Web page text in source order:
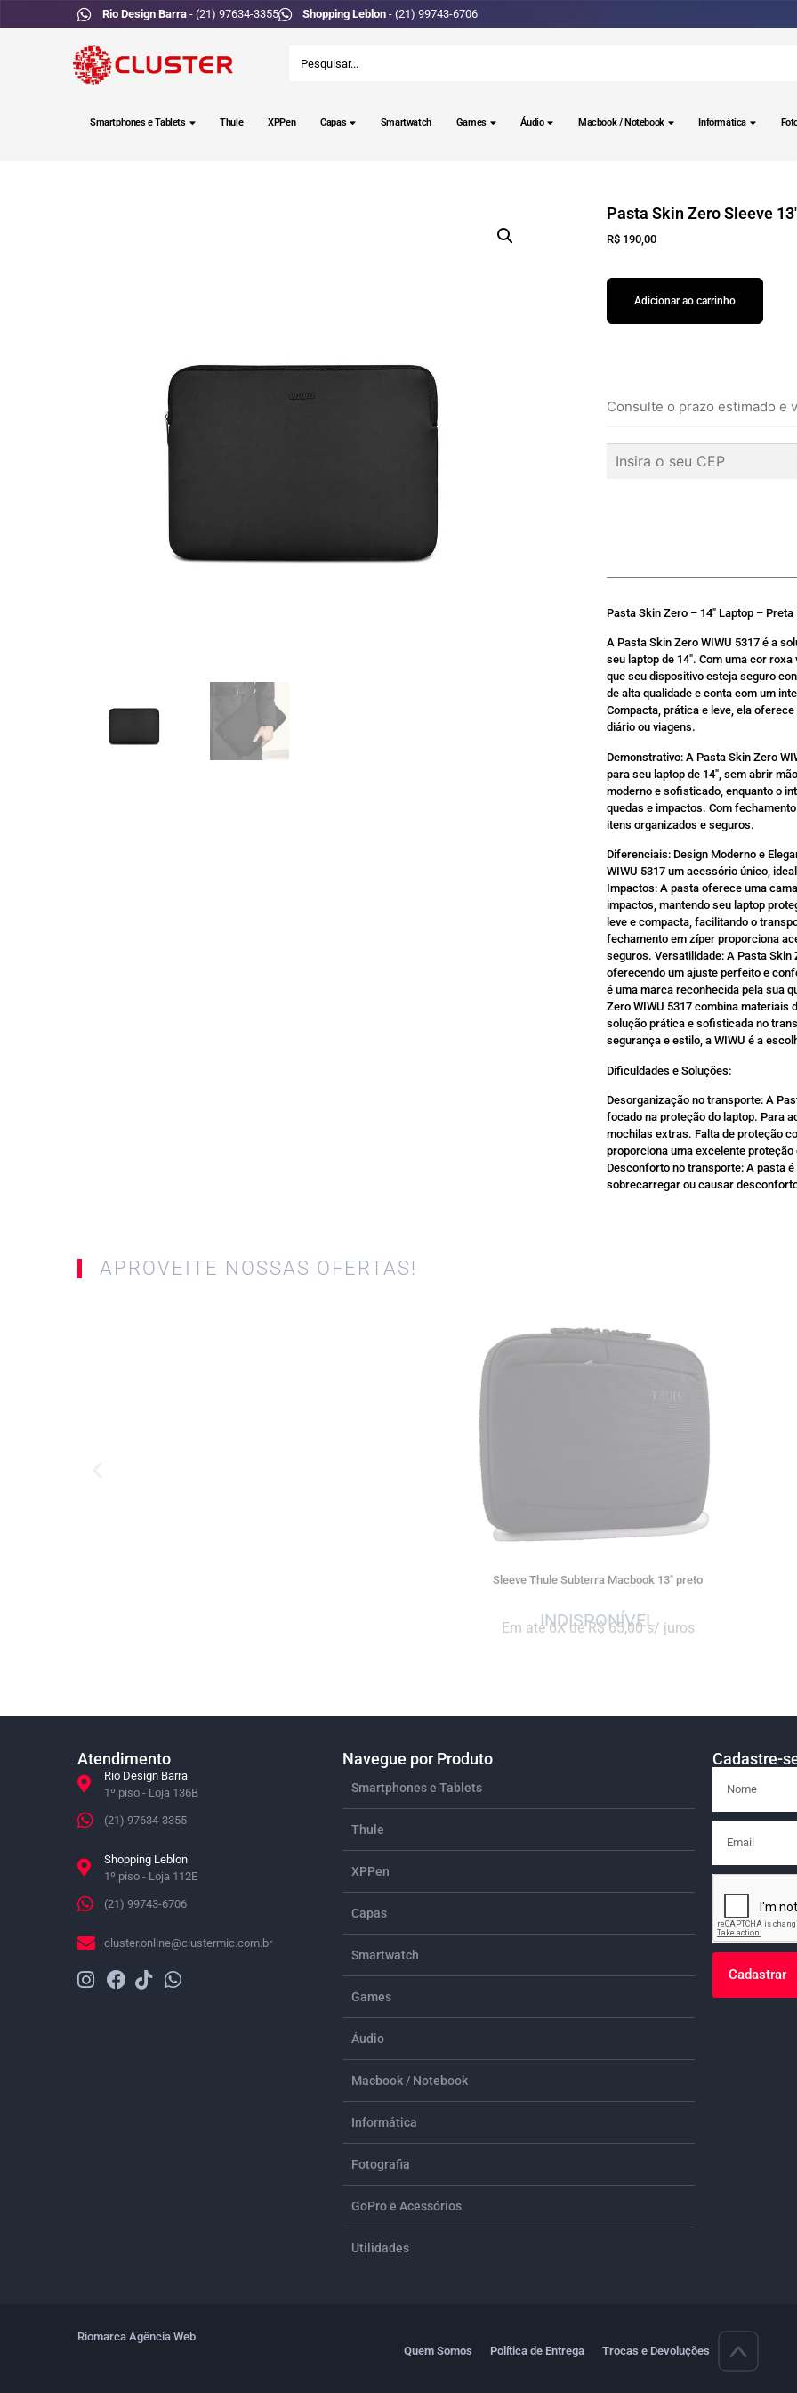
Rio Design Barra- (21) 97634-3355 Shopping Leblon - (21) 99743-6706
Smartphones e Tablets Thule XPPen Capas Smartwatch Games Áudio Macbook / Notebook Informática
Pasta Skin Zero Sleeve
R$ 190,00
Adicionar ao carrinho
Consulte o prazo estimado e
Pasta Skin Zero – 14″ Laptop – Preta
A Pasta Skin Zero WIWU 5317 é a
seu laptop de 14″. Com uma cor
que seu dispositivo esteja seguro
de alta qualidade e conta com um
Compacta, prática e leve, ela
diário ou viagens.
Demonstrativo: A Pasta Skin Zero
para seu laptop de 14″, sem abrir
moderno e sofisticado, enquanto o
quedas e impactos. Com
itens organizados e seguros.
Diferenciais: Design Moderno e
WIWU 5317 um acessório único,
Impactos: A pasta oferece uma
impactos, mantendo seu laptop
leve e compacta, facilitando o
fechamento em zíper proporciona
seguros. Versatilidade: A Pasta Skin
oferecendo um ajuste perfeito e
é uma marca reconhecida pela sua
Zero WIWU 5317 combina materiais
solução prática e sofisticada no
segurança e estilo, a WIWU é a
Dificuldades e Soluções:
Desorganização no transporte: A
focado na proteção do laptop. Para
mochilas extras. Falta de proteção
proporciona uma excelente
Desconforto no transporte: A pasta
sobrecarregar ou causar
APROVEITE NOSSAS OFERTAS!
Sleeve Thule Subterra Macbook 13″ preto
Em até 6X de R$ 65,00 s/ juros
Atendimento
Rio Design Barra
1º piso - Loja 136B
(21) 97634-3355
Shopping Leblon
1º piso - Loja 112E
(21) 99743-6706
cluster.online@clustermic.com.br
Navegue por Produto
Smartphones e Tablets
Thule
XPPen
Capas
Smartwatch
Games
Áudio
Macbook / Notebook
Informática
Fotografia
GoPro e Acessórios
Utilidades
Cadastre-
Cadastrar
Riomarca Agência Web
Quem Somos
Política de Entrega Trocas e Devoluções>